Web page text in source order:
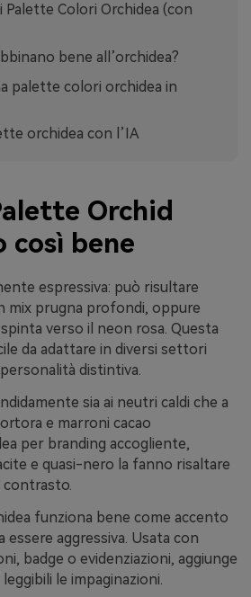
Palette Colori Orchidea (con
bene all’orchidea?
palette colori orchidea in
orchidea con l’IA
Orchid
così bene
espressiva: può risultare
mix prugna profondi, oppure
verso il neon rosa. Questa
da adattare in diversi settori
distintiva.
sia ai neutri caldi che a
e marroni cacao
per branding accogliente,
e quasi-nero la fanno risaltare
contrasto.
funziona bene come accento
essere aggressiva. Usata con
badge o evidenziazioni, aggiunge
le impaginazioni.